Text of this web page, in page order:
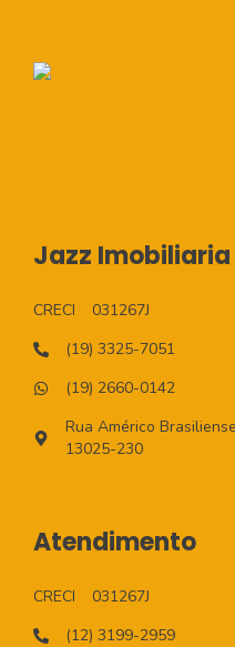
Jazz Imobiliaria
CRECI
031267J
(19) 3325-7051
(19) 2660-0142
Rua Américo
13025-230
Atendimento
CRECI
031267J
(12) 3199-2959